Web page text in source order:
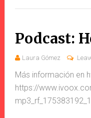
Podcast:
Laura Gómez
Más información en
https://